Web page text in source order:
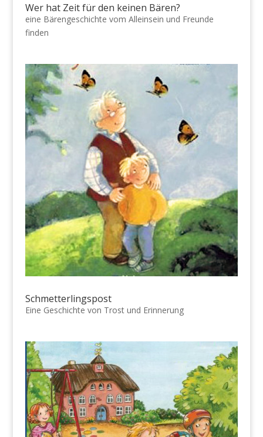
Wer hat Zeit für den keinen Bären?
eine Bärengeschichte vom Alleinsein und Freunde
finden
Schmetterlingspost
Eine Geschichte von Trost und Erinnerung